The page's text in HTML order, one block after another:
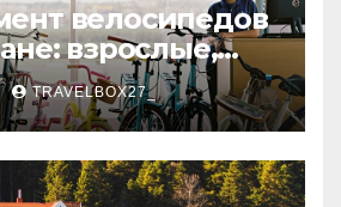
велосипедов
взрослые,
городские
и варианты
TRAVELBOX27_